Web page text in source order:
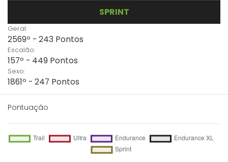
SPRINT
Geral:
2569º - 243 Pontos
Escalão:
157º - 449 Pontos
Sexo:
1861º - 247 Pontos
Pontuação